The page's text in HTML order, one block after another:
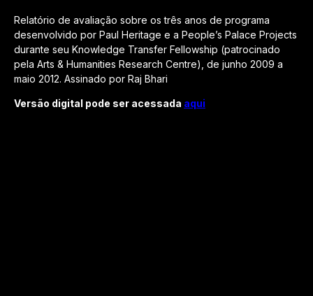
Relatório de avaliação sobre os três anos de programa
desenvolvido por Paul Heritage e a People’s Palace Projects
durante seu Knowledge Transfer Fellowship (patrocinado
pela Arts & Humanities Research Centre), de junho 2009 a
maio 2012. Assinado por Raj Bhari
Versão digital pode ser acessada aqui